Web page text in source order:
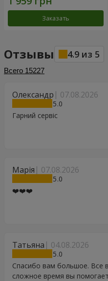
Заказать
Отзывы 4.9 из 5
Всего 15227
Олександр 07.08.2026
5
Гарний сервіс
Марія 07.08.2026
5
❤️❤️❤️
Татьяна 04.08.2026
5
Спасибо вам большое. Все
сложное время вы